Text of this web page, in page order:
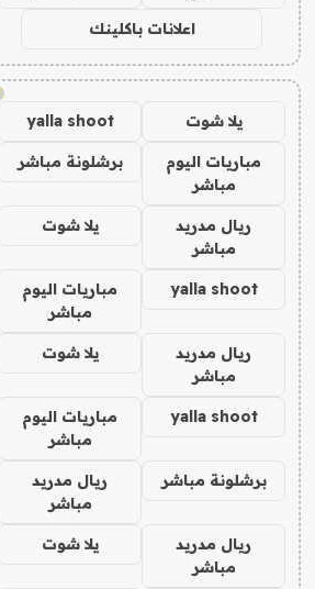
اعلانات باكلينك
يلا شوت yalla shoot
مباريات اليوم
مباشر
برشلونة مباشر
ريال مدريد
مباشر
يلا شوت
yalla shoot
مباريات اليوم
مباشر
ريال مدريد
مباشر
يلا شوت
yalla shoot
مباريات اليوم
مباشر
برشلونة مباشر
ريال مدريد
مباشر
ريال مدريد
مباشر
يلا شوت